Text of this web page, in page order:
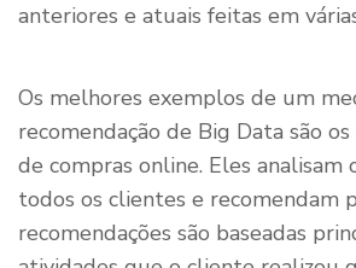
anteriores e atuais feitas em
Os melhores exemplos de um
recomendação de Big Data são
de compras online. Eles analisam
todos os clientes e recomendam
recomendações são baseadas